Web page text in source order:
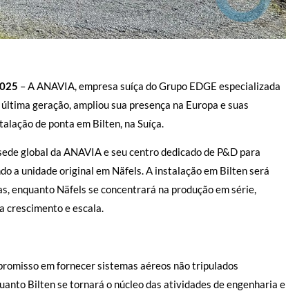
– A ANAVIA, empresa suíça do Grupo EDGE especializada
geração, ampliou sua presença na Europa e suas
de ponta em Bilten, na Suíça.
global da ANAVIA e seu centro dedicado de P&D para
a unidade original em Näfels. A instalação em Bilten será
enquanto Näfels se concentrará na produção em série,
crescimento e escala.
em fornecer sistemas aéreos não tripulados
Bilten se tornará o núcleo das atividades de engenharia e